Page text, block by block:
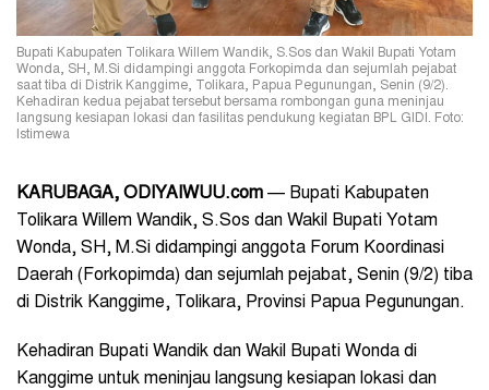
Bupati Kabupaten Tolikara Willem Wandik, S.Sos dan Wakil Bupati Yotam
Wonda, SH, M.Si didampingi anggota Forkopimda dan sejumlah pejabat
saat tiba di Distrik Kanggime, Tolikara, Papua Pegunungan, Senin (9/2).
Kehadiran kedua pejabat tersebut bersama rombongan guna meninjau
langsung kesiapan lokasi dan fasilitas pendukung kegiatan BPL GIDI. Foto:
Istimewa
KARUBAGA, ODIYAIWUU.com — Bupati Kabupaten
Tolikara Willem Wandik, S.Sos dan Wakil Bupati Yotam
Wonda, SH, M.Si didampingi anggota Forum Koordinasi
Daerah (Forkopimda) dan sejumlah pejabat, Senin (9/2) tiba
di Distrik Kanggime, Tolikara, Provinsi Papua Pegunungan.
Kehadiran Bupati Wandik dan Wakil Bupati Wonda di
Kanggime untuk meninjau langsung kesiapan lokasi dan